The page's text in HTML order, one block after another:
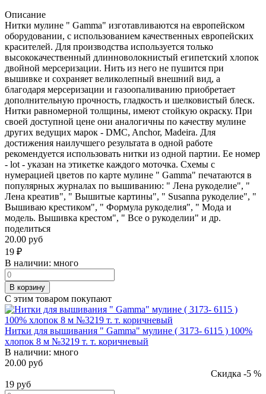
Описание
Нитки мулине " Gamma" изготавливаются на европейском
оборудовании, с использованием качественных европейских
красителей. Для производства используется только
высококачественный длинноволокнистый египетский хлопок
двойной мерсеризации. Нить из него не пушится при
вышивке и сохраняет великолепный внешний вид, а
благодаря мерсеризации и газоопаливанию приобретает
дополнительную прочность, гладкость и шелковистый блеск.
Нитки равномерной толщины, имеют стойкую окраску. При
своей доступной цене они аналогичны по качеству мулине
других ведущих марок - DMC, Anchor, Madeira. Для
достижения наилучшего результата в одной работе
рекомендуется использовать нитки из одной партии. Ее номер
- lot - указан на этикетке каждого моточка. Схемы с
нумерацией цветов по карте мулине " Gamma" печатаются в
популярных журналах по вышиванию: " Лена рукоделие", "
Лена креатив", " Вышитые картины", " Susanna рукоделие", "
Вышиваю крестиком", " Формула рукоделия", " Мода и
модель. Вышивка крестом", " Все о рукоделии" и др.
поделиться
20.00 руб
19 ₽
В наличии: много
В корзину
С этим товаром покупают
Нитки для вышивания " Gamma" мулине ( 3173- 6115 ) 100%
хлопок 8 м №3219 т. т. коричневый
В наличии: много
20.00 руб
Скидка -5 %
19 руб